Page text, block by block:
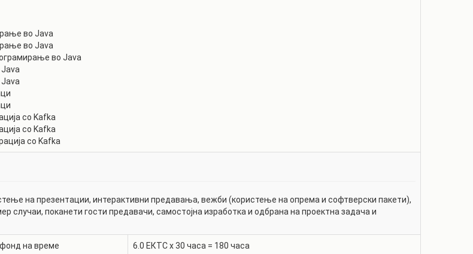
во Java
во Java
во Java
Java
Java
со Kafka
со Kafka
на презентации, интерактивни предавања, вежби (користење на опрема и софтверски пакети),
случаи, поканети гости предавачи, самостојна изработка и одбрана на проектна задача и
на време 6.0 ЕКТС x 30 часа = 180 часа